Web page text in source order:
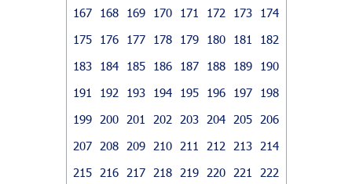
167
168 169 170 171 172 173
174
175
176 177 178 179 180 181
182
183
184 185 186 187 188 189
190
191
192 193 194 195 196 197
198
199
200 201 202 203 204 205
206
207
208 209 210 211 212 213
214
215
216 217 218 219 220 221
222